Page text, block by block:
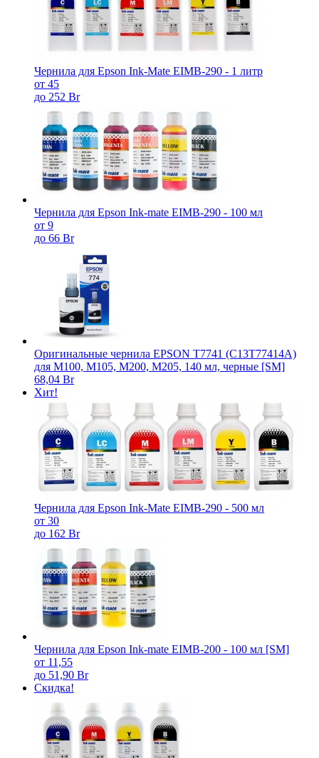
Чернила для Epson Ink-Mate EIMB-290 - 1 литр
от 45
до 252 Br
Чернила для Epson Ink-mate EIMB-290 - 100 мл
от 9
до 66 Br
Оригинальные чернила EPSON T7741 (C13T77414A)
для M100, M105, M200, M205, 140 мл, черные [SM]
68,04 Br
Хит!
Чернила для Epson Ink-Mate EIMB-290 - 500 мл
от 30
до 162 Br
Чернила для Epson Ink-mate EIMB-200 - 100 мл [SM]
от 11,55
до 51,90 Br
Скидка!